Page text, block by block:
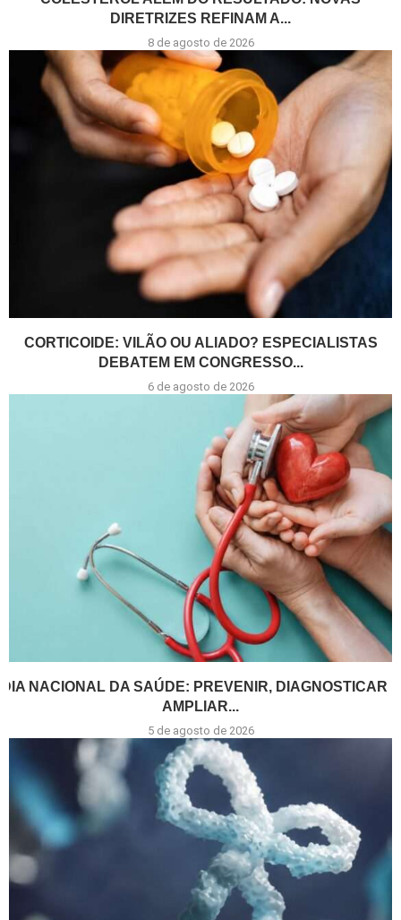
DIRETRIZES REFINAM A...
8 de agosto de 2026
CORTICOIDE: VILÃO OU ALIADO? ESPECIALISTAS
DEBATEM EM CONGRESSO...
6 de agosto de 2026
DIA NACIONAL DA SAÚDE: PREVENIR, DIAGNOSTICAR E
AMPLIAR...
5 de agosto de 2026